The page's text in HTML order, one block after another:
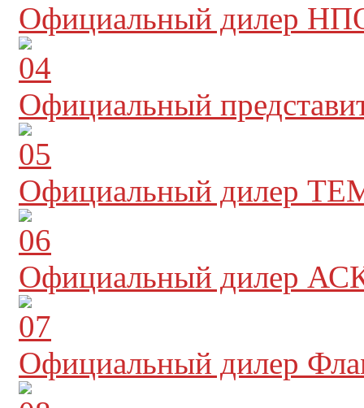
Официальный дилер
Официальный
Официальный дилер
Официальный дилер
Официальный дилер